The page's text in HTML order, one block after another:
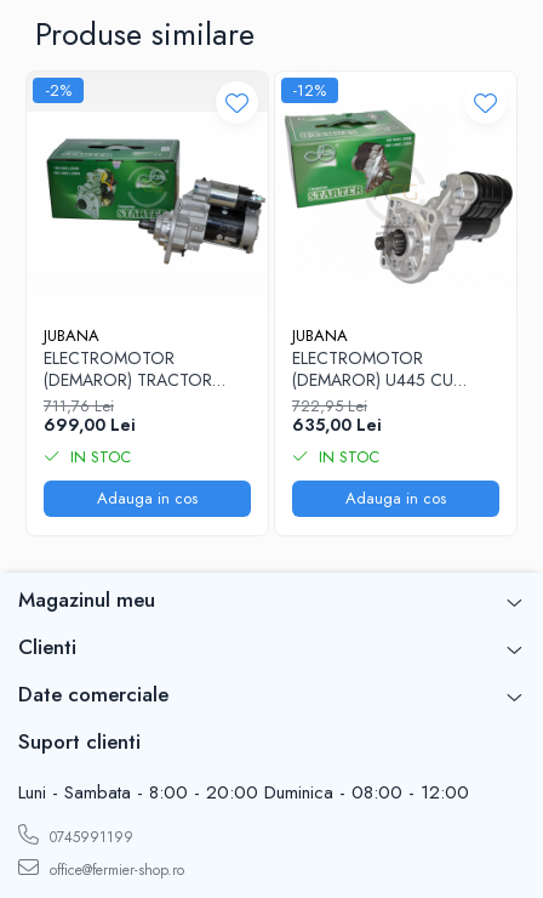
Produse similare
-2%
JUBANA
ELECTROMOTOR
(DEMAROR) TRACTOR
U650 CU REDUCTOR
JUBANA PREMIUM
711,76 Lei
699,00 Lei
IN STOC
Adauga in cos
-12%
JUBANA
ELECTROMOTOR
(DEMAROR) U445 CU
REDUCTOR JUBANA
PREMIUM 123708175
722,95 Lei
635,00 Lei
IN STOC
Adauga in cos
Magazinul meu
Clienti
Date comerciale
Suport clienti
Luni - Sambata - 8:00 - 20:00 Duminica - 08:00 - 12:00
0745991199
office@fermier-shop.ro